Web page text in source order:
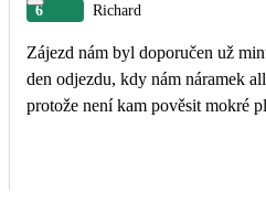
6 Richard
Zájezd nám byl doporučen už minulý rok. Hotel byl přímo skvělý, absolutní klid, skvělé
den odjezdu, kdy nám náramek all inckusive platil az do odjezdu autobusu na letiště. Jediné, co bych hotelu vytknul, je tmabsence jakekoliv šňůry, sušáku nebo alespoň háčků,
protože není kam pověsit mokré